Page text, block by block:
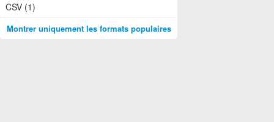
CSV (1)
Montrer uniquement les formats populaires